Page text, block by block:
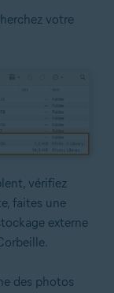
votre
vérifiez
faites une
externe
des photos